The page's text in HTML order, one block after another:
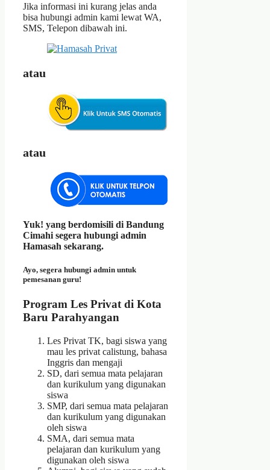
Jika informasi ini kurang jelas anda
bisa hubungi admin kami lewat WA,
SMS, Telepon dibawah ini.
atau
atau
Yuk! yang berdomisili di Bandung
Cimahi segera hubungi admin
Hamasah sekarang.
Ayo, segera hubungi admin untuk
pemesanan guru!
Program Les Privat di Kota
Baru Parahyangan
Les Privat TK, bagi siswa yang
mau les privat calistung, bahasa
Inggris dan mengaji
SD, dari semua mata pelajaran
dan kurikulum yang digunakan
siswa
SMP, dari semua mata pelajaran
dan kurikulum yang digunakan
oleh siswa
SMA, dari semua mata
pelajaran dan kurikulum yang
digunakan oleh siswa